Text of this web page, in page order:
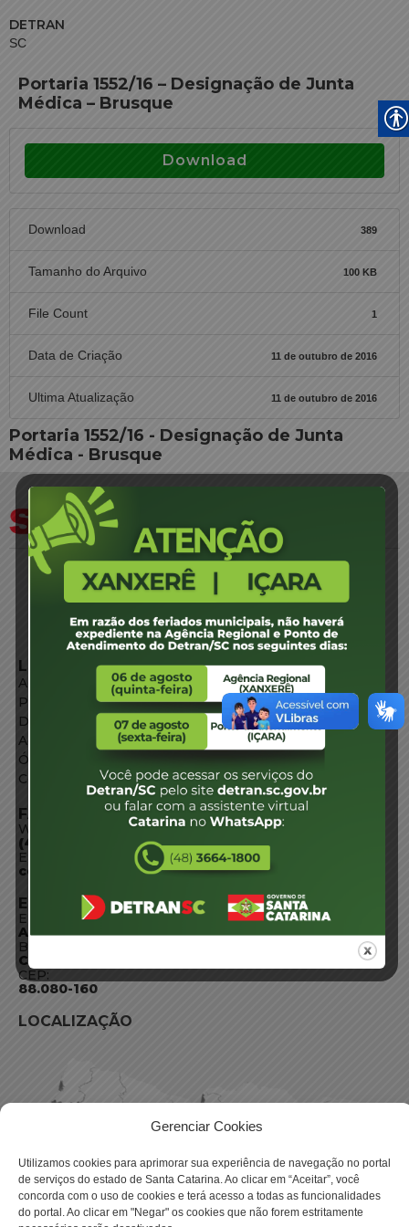
Gerenciar Cookies
Utilizamos cookies para aprimorar sua experiência de navegação no portal
de serviços do estado de Santa Catarina. Ao clicar em “Aceitar”, você
concorda com o uso de cookies e terá acesso a todas as funcionalidades
do portal. Ao clicar em "Negar" os cookies que não forem estritamente
DETRAN
SC
Portaria 1552/16 – Designação de Junta
Médica – Brusque
Download
Download 389
Tamanho do Arquivo 100 KB
File Count 1
Data de Criação 11 de outubro de 2016
Ultima Atualização 11 de outubro de 2016
Portaria 1552/16 - Designação de Junta
Médica - Brusque
LINKS EXTERNOS
Agência de Notícias
Portal de Serviços
Diário Oficial
Acesso à Informação
Órgãos do Governo
Conheça SC
FALE CONOSCO
WhatsApp:
(48) 3664-1800
E-mail:
centraldeinformacoes@detran.sc.gov.br
ENDEREÇO
Endereço:
Av. Almirante Tamandaré - 480
Bairro:
Coqueiros, Florianópolis SC
CEP:
88.080-160
LOCALIZAÇÃO